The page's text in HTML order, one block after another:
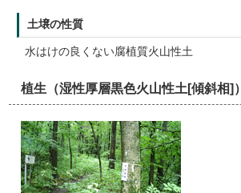
土壌の性質
水はけの良くない腐植質火山性土
植生（湿性厚層黒色火山性土[傾斜相]）